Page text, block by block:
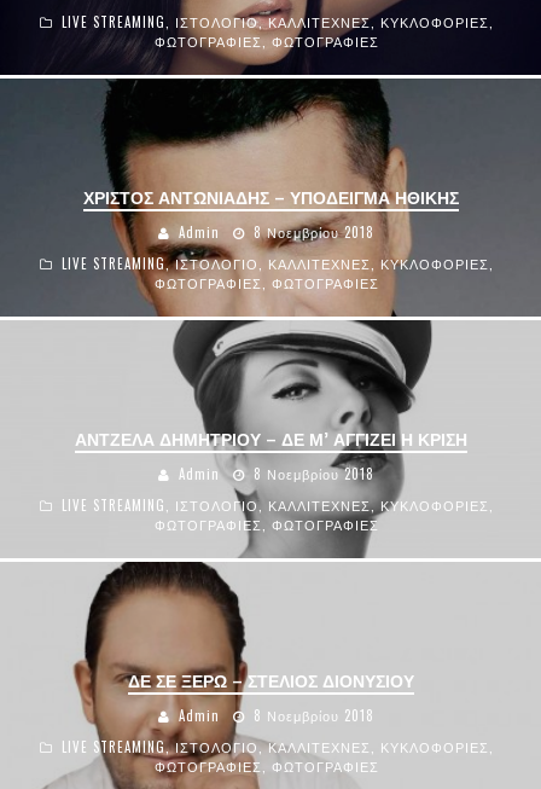
LIVE STREAMING
ΙΣΤΟΛΟΓΙΟ,ΚΑΛΛΙΤΕΧΝΕΣ,ΚΥΚΛΟΦΟΡΙΕΣ
ΦΩΤΟΓΡΑΦΙΕΣ,ΦΩΤΟΓΡΑΦΙΕΣ
ΧΡΙΣΤΟΣ ΑΝΤΩΝΙΑΔΗΣ – ΥΠΟΔΕΙΓΜΑ ΗΘΙΚΗΣ
Admin
8 Νοεμβρίου 2018
LIVE STREAMING,ΙΣΤΟΛΟΓΙΟ ΚΑΛΛΙΤΕΧΝΕΣ ΚΥΚΛΟΦΟΡΙΕΣ
ΦΩΤΟΓΡΑΦΙΕΣ
ΦΩΤΟΓΡΑΦΙΕΣ
ΑΝΤΖΕΛΑ ΔΗΜΗΤΡΙΟΥ – ΔΕ Μ’ ΑΓΓΙΖΕΙ Η ΚΡΙΣΗ
Admin
8 Νοεμβρίου 2018
LIVE STREAMING
ΙΣΤΟΛΟΓΙΟ, ΚΑΛΛΙΤΕΧΝΕΣ,ΚΥΚΛΟΦΟΡΙΕΣ
ΦΩΤΟΓΡΑΦΙΕΣ
ΦΩΤΟΓΡΑΦΙΕΣ
ΔΕ ΣΕ ΞΕΡΩ – ΣΤΕΛΙΟΣ ΔΙΟΝΥΣΙΟΥ
Admin
8 Νοεμβρίου 2018
LIVE STREAMING,ΙΣΤΟΛΟΓΙΟ,ΚΑΛΛΙΤΕΧΝΕΣ ΚΥΚΛΟΦΟΡΙΕΣ
ΦΩΤΟΓΡΑΦΙΕΣ
ΦΩΤΟΓΡΑΦΙΕΣ